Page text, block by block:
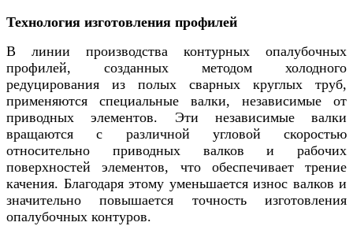
Технология изготовления профилей
В линии производства контурных опалубочных
профилей, созданных методом холодного
редуцирования из полых сварных круглых труб,
применяются специальные валки, независимые от
приводных элементов. Эти независимые валки
вращаются с различной угловой скоростью
относительно приводных валков и рабочих
поверхностей элементов, что обеспечивает трение
качения. Благодаря этому уменьшается износ валков и
значительно повышается точность изготовления
опалубочных контуров.